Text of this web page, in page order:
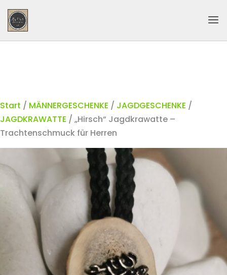
Start / MÄNNERGESCHENKE / JAGDGESCHENKE /
JAGDKRAWATTE / „Hirsch“ Jagdkrawatte –
Trachtenschmuck für Herren